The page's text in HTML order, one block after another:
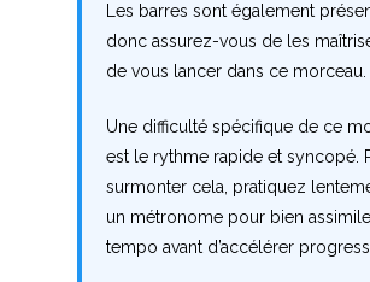
Les barres sont également
donc assurez-vous de les
de vous lancer dans ce morceau.
Une difficulté spécifique de ce
est le rythme rapide et syncopé.
surmonter cela, pratiquez
un métronome pour bien
tempo avant d’accélérer
O
P
Q
R
S